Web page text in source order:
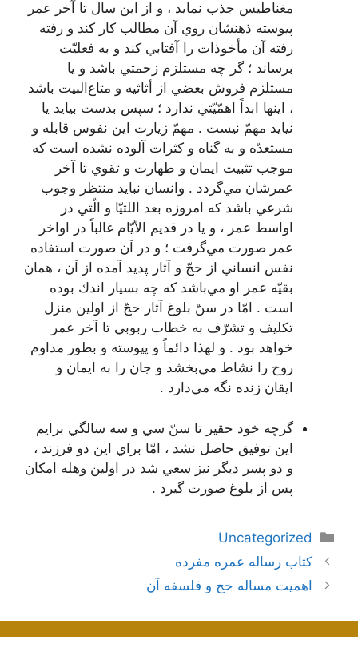
مغناطيس جذب نمايد ، و از اين سال تا آخر عمر
پيوسته ذهنشان روي آن مطالب كار كند و رفته
رفته آن مأخوذات را آفتابي كند و به فعليّت
برساند ؛ گر چه مستلزم زحمتي باشد و يا
مستلزم فروش بعضي از أثاثيه و متاع‌البيت باشد
، اينها ابداً اهمّيّتي ندارد ؛ سپس بدست بيايد يا
نيايد مهمّ نيست . مهمّ زيارت اين نفوس قابله و
مستعدّه و به گناه و كثرات آلوده نشده است كه
موجب تثبيت ايمان و طهارت و تقوي تا آخر
عمرشان مي‌گردد . وانسان نبايد منتظر وجوب
شرعي باشد كه امروزه بعد اللتيّا و الّتي در
اواسط عمر ، و يا در قديم الأيّام غالباً در اواخر
عمر صورت مي‌گرفت ؛ و در آن صورت استفاده
نفس انساني از حجّ و آثار پديد آمده از آن ، همان
بقيّه عمر او مي‌باشد كه چه بسيار اندك بوده
است . امّا در سنّ بلوغ آثار حجّ از اولين منزل
تكليف و تشرّف به خطاب ربوبي تا آخر عمر
خواهد بود . و لهذا دائماً و پيوسته و بطور مداوم
روح را نشاط مي‌بخشد و جان را به ايمان و
ايقان زنده نگه مي‌دارد .
گرچه خود حقير تا سنّ سي و سه سالگي برايم
اين توفيق حاصل نشد ، امّا براي اين دو فرزند ،
و دو پسر ديگر نيز سعي شد در اولين وهله امكان
پس از بلوغ صورت گيرد .
دسته‌ها
Uncategorized
ناوبری
نوشته‌ها
کتاب رساله عمره مفرده
اهمیت مساله حج و فلسفه آن